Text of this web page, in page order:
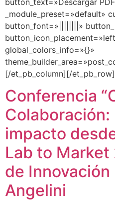
button_text=»Descargar
_module_preset=»default»
button_font=»||||||||»
global_colors_info=»{}»
[/et_pb_column][/
Conferencia
Colaboración:
impacto
Lab to
de
Angelini